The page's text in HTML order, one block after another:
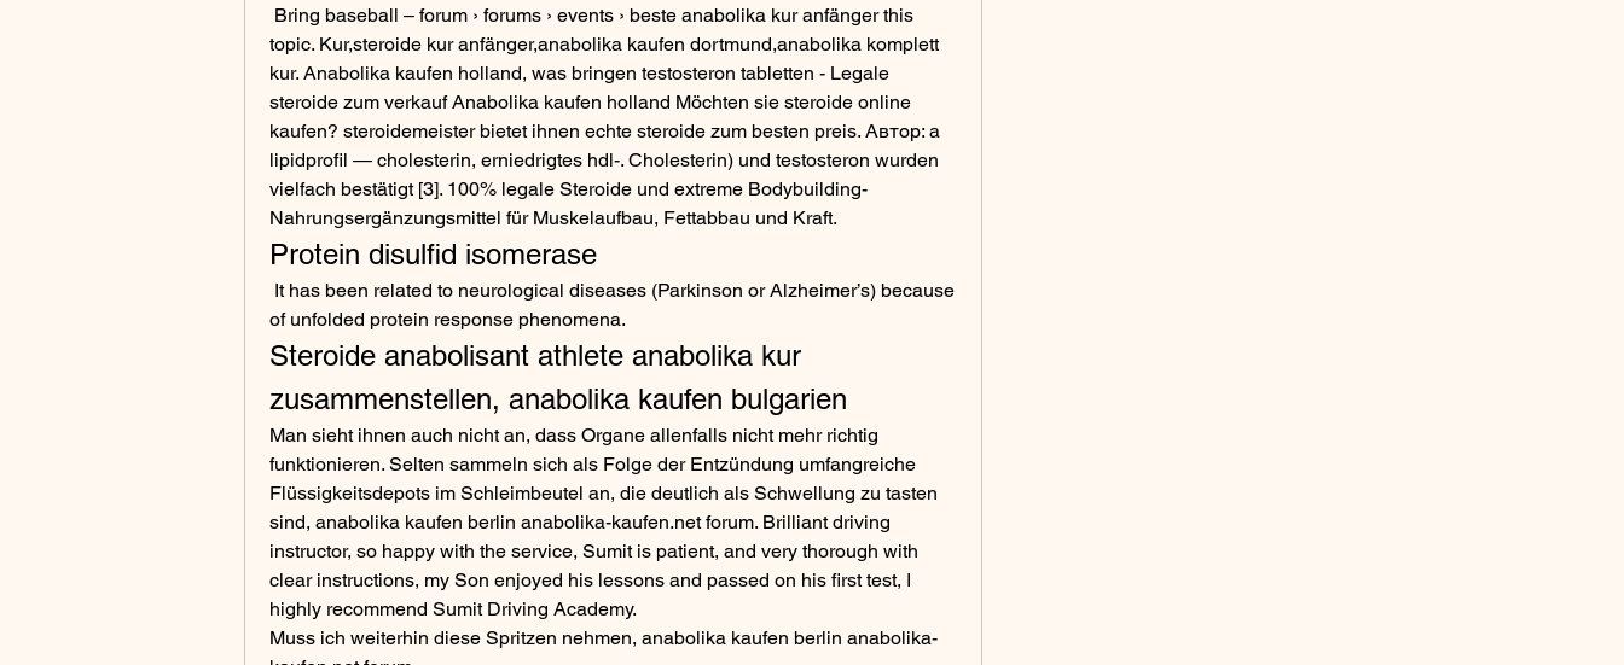
topic. Kur,steroide kur anfänger,anabolika kaufen dortmund,anabolika komplett
kur. Anabolika kaufen holland, was bringen testosteron tabletten - Legale
steroide zum verkauf Anabolika kaufen holland Möchten sie steroide online
kaufen? steroidemeister bietet ihnen echte steroide zum besten preis. Автор: a
lipidprofil — cholesterin, erniedrigtes hdl-. Cholesterin) und testosteron wurden
vielfach bestätigt [3]. 100% legale Steroide und extreme Bodybuilding-
Nahrungsergänzungsmittel für Muskelaufbau, Fettabbau und Kraft.
Protein disulfid isomerase
of unfolded protein response phenomena.
Steroide anabolisant athlete anabolika kur
zusammenstellen, anabolika kaufen bulgarien
Man sieht ihnen auch nicht an, dass Organe allenfalls nicht mehr richtig
funktionieren. Selten sammeln sich als Folge der Entzündung umfangreiche
Flüssigkeitsdepots im Schleimbeutel an, die deutlich als Schwellung zu tasten
sind, anabolika kaufen berlin anabolika-kaufen.net forum. Brilliant driving
instructor, so happy with the service, Sumit is patient, and very thorough with
clear instructions, my Son enjoyed his lessons and passed on his first test, I
highly recommend Sumit Driving Academy.
Muss ich weiterhin diese Spritzen nehmen, anabolika kaufen berlin anabolika-